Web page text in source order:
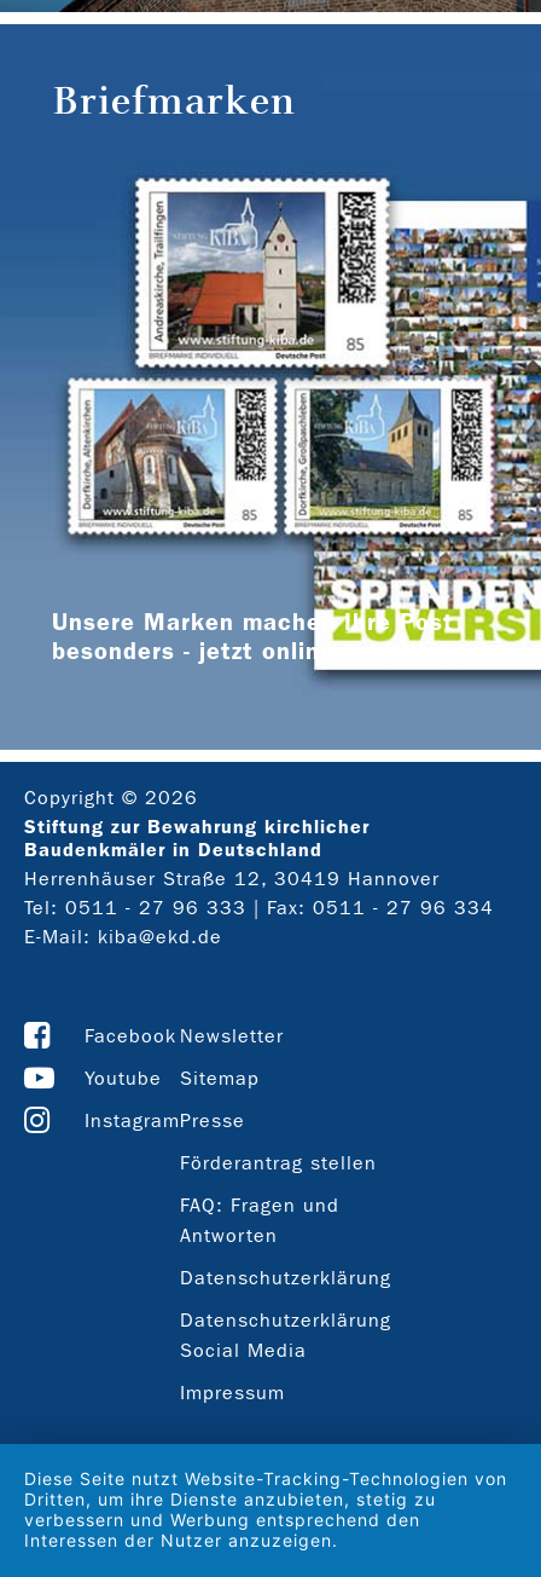
Briefmarken
Unsere Marken machen Ihre Post
besonders - jetzt online bestellen
Copyright © 2026
Stiftung zur Bewahrung kirchlicher
Baudenkmäler in Deutschland
Herrenhäuser Straße 12, 30419 Hannover
Tel: 0511 - 27 96 333 | Fax: 0511 - 27 96 334
E-Mail: kiba@ekd.de
Facebook
Youtube
Instagram
Newsletter
Sitemap
Presse
Förderantrag stellen
FAQ: Fragen und
Antworten
Datenschutzerklärung
Datenschutzerklärung
Social Media
Impressum
Diese Seite nutzt Website-Tracking-Technologien von
Dritten, um ihre Dienste anzubieten, stetig zu
verbessern und Werbung entsprechend den
Interessen der Nutzer anzuzeigen.